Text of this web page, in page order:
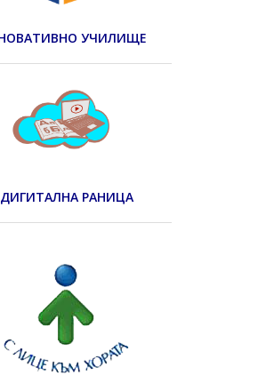
УЧИЛИЩЕ
ДИГИТАЛНА РАНИЦА